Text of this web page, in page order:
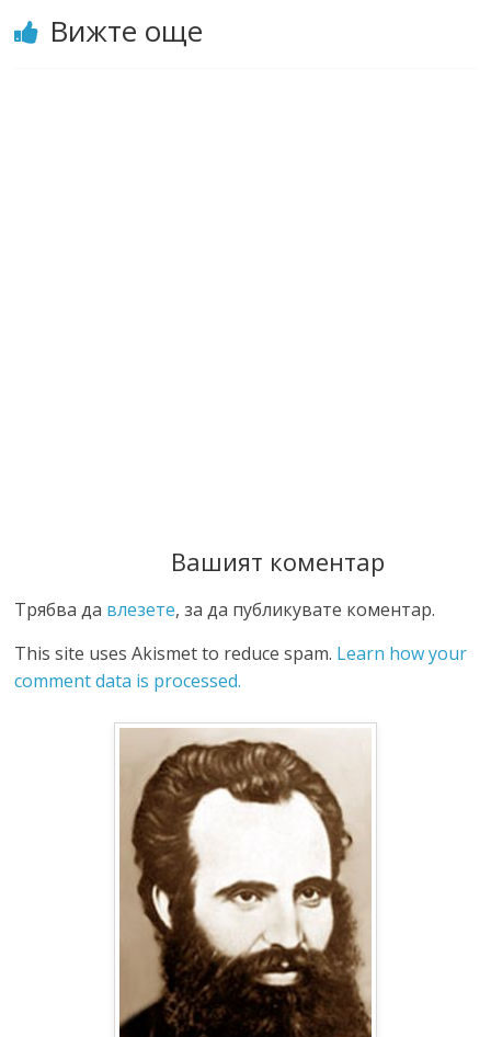
Вижте още
Вашият коментар
Трябва да влезете, за да публикувате коментар.
This site uses Akismet to reduce spam. Learn how your
comment data is processed.